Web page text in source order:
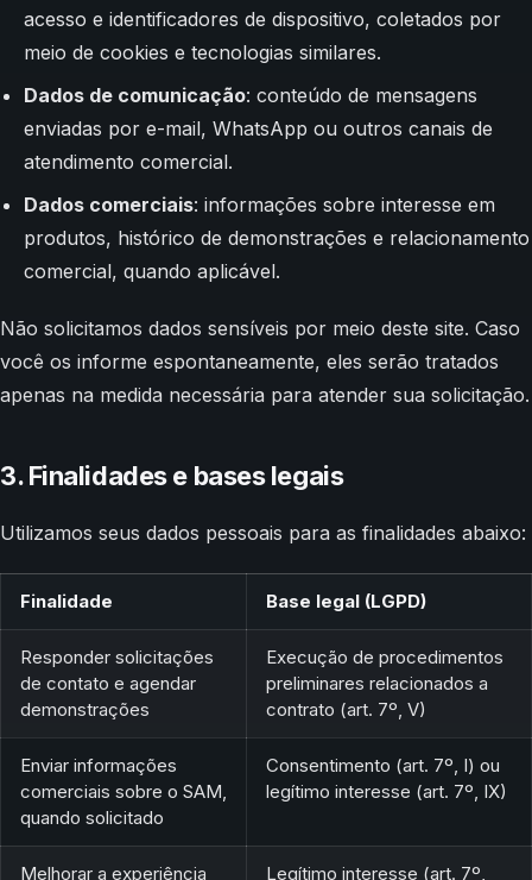
acesso e identificadores de dispositivo, coletados por
meio de cookies e tecnologias similares.
Dados de comunicação: conteúdo de mensagens
enviadas por e-mail, WhatsApp ou outros canais de
atendimento comercial.
Dados comerciais: informações sobre interesse em
produtos, histórico de demonstrações e relacionamento
comercial, quando aplicável.
Não solicitamos dados sensíveis por meio deste site. Caso
você os informe espontaneamente, eles serão tratados
apenas na medida necessária para atender sua solicitação.
3. Finalidades e bases legais
Utilizamos seus dados pessoais para as finalidades abaixo:
Finalidade Base legal (LGPD)
Responder solicitações
de contato e agendar
demonstrações
Execução de procedimentos
preliminares relacionados a
contrato (art. 7º, V)
Enviar informações
comerciais sobre o SAM,
quando solicitado
Consentimento (art. 7º, I) ou
legítimo interesse (art. 7º, IX)
Melhorar a experiência Legítimo interesse (art. 7º,